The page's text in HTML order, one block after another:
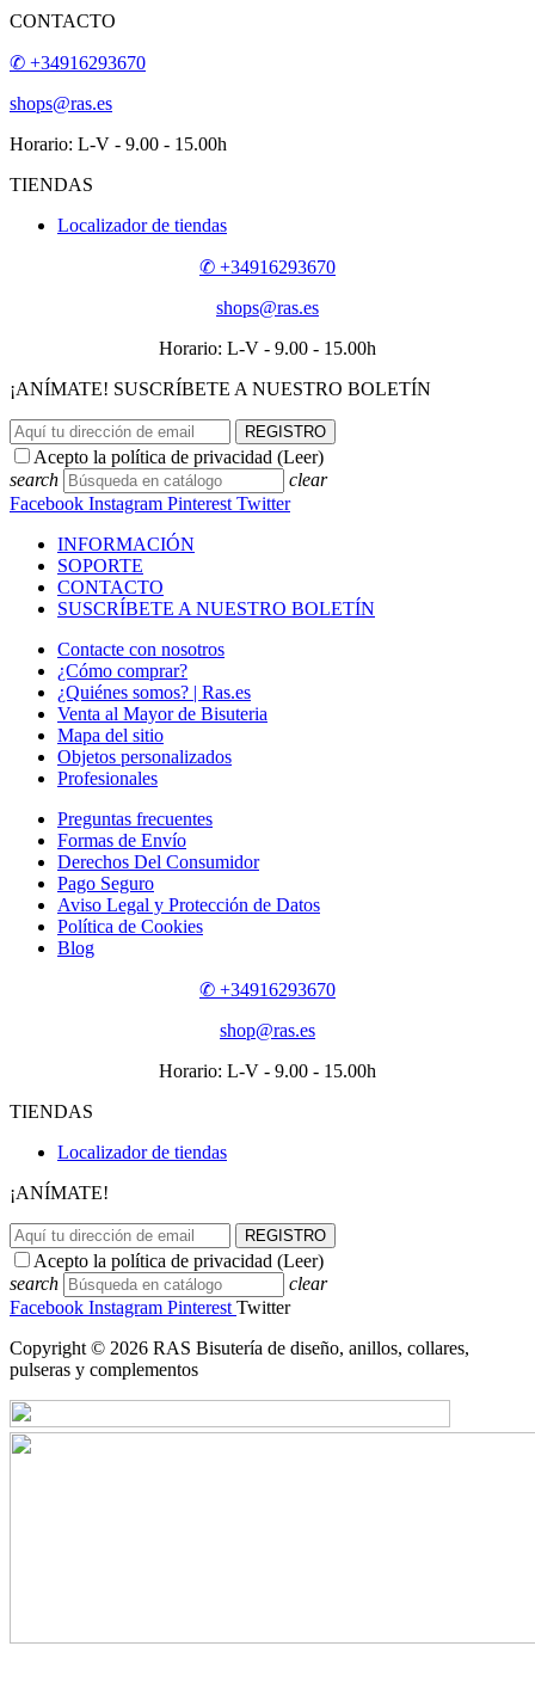
CONTACTO
✆ +34916293670
shops@ras.es
Horario: L-V - 9.00 - 15.00h
TIENDAS
Localizador de tiendas
✆ +34916293670
shops@ras.es
Horario: L-V - 9.00 - 15.00h
¡ANÍMATE! SUSCRÍBETE A NUESTRO BOLETÍN
REGISTRO
Acepto la política de privacidad (Leer)
search
clear
Facebook Instagram Pinterest Twitter
INFORMACIÓN
SOPORTE
CONTACTO
SUSCRÍBETE A NUESTRO BOLETÍN
Contacte con nosotros
¿Cómo comprar?
¿Quiénes somos? | Ras.es
Venta al Mayor de Bisuteria
Mapa del sitio
Objetos personalizados
Profesionales
Preguntas frecuentes
Formas de Envío
Derechos Del Consumidor
Pago Seguro
Aviso Legal y Protección de Datos
Política de Cookies
Blog
✆ +34916293670
shop@ras.es
Horario: L-V - 9.00 - 15.00h
TIENDAS
Localizador de tiendas
¡ANÍMATE!
REGISTRO
Acepto la política de privacidad (Leer)
search
clear
Facebook Instagram Pinterest Twitter
Copyright © 2026 RAS Bisutería de diseño, anillos, collares,
pulseras y complementos